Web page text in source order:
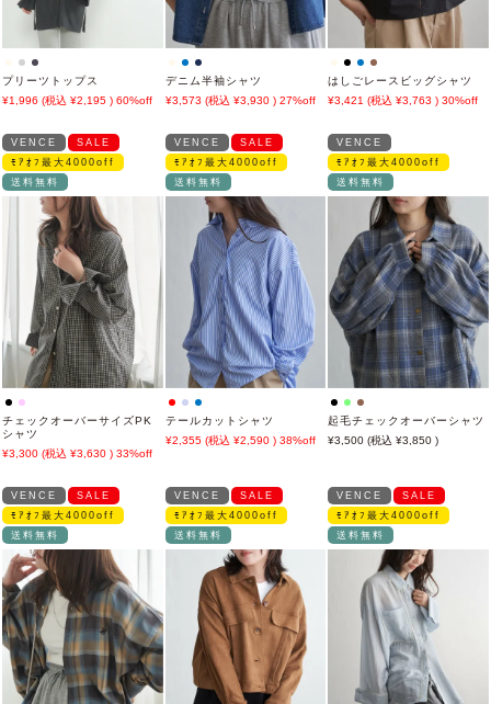
プリーツトップス
1,996
2,195 60%off
デニム半袖シャツ
3,573
3,930 27%off
はしごレースビッグシャツ
3,421
3,763 30%off
VENCE
SALE
ﾓｱｵﾌ最大4000off
送料無料
チェックオーバーサイズPK
シャツ
3,300
3,630 33%off
VENCE
SALE
ﾓｱｵﾌ最大4000off
送料無料
テールカットシャツ
2,355
2,590 38%off
VENCE
ﾓｱｵﾌ最大4000off
送料無料
起毛チェックオーバーシャツ
3,500
3,850
VENCE
SALE
ﾓｱｵﾌ最大4000off
送料無料
VENCE
SALE
ﾓｱｵﾌ最大4000off
送料無料
VENCE
SALE
ﾓｱｵﾌ最大4000off
送料無料